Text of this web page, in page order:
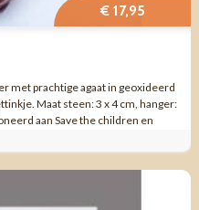
€ 17,95
met prachtige agaat in geoxideerd
Maat steen: 3 x 4 cm, hanger:
aan Save the children en